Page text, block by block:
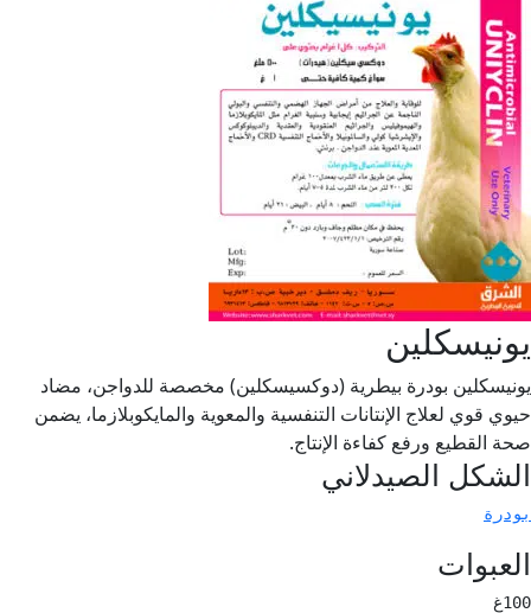
يونيسكلين
يونيسكلين بودرة بيطرية (دوكسيسكلين) مخصصة للدواجن، مضاد
حيوي قوي لعلاج الإنتانات التنفسية والمعوية والمايكوبلازما، يضمن
صحة القطيع ورفع كفاءة الإنتاج.
الشكل الصيدلاني
بودرة
العبوات
100غ